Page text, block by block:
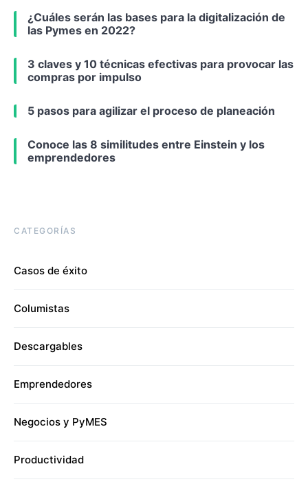
¿Cuáles serán las bases para la digitalización de
las Pymes en 2022?
3 claves y 10 técnicas efectivas para provocar las
compras por impulso
5 pasos para agilizar el proceso de planeación
Conoce las 8 similitudes entre Einstein y los
emprendedores
CATEGORÍAS
Casos de éxito
Columistas
Descargables
Emprendedores
Negocios y PyMES
Productividad